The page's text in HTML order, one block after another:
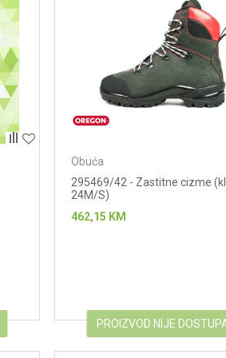
Obuća
295469/42 - Zastitne cizme
24M/S)
462,15 KM
PROIZVOD NIJE